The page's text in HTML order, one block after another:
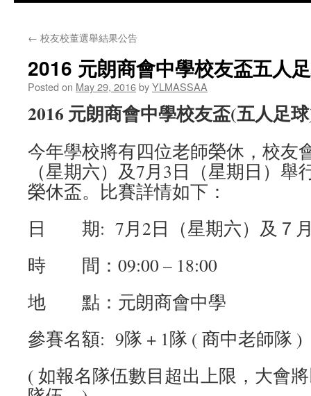
← 校友校董選舉結果公告
2016 元朗商會中學校友盃五人
Posted on May 29, 2016byYLMASSAA
2016元朗商會中學校友盃(五人足
今年學校將有四位老師榮休，校友
（星期六）及7月3日（星期日）
榮休盃。比賽詳情如下：
日 期: 7月2日（星期六）及７月
時 間：09:00 – 18:00
地 點：元朗商會中學
參賽名額: 9隊 + 1隊 ( 商中老師隊 )
( 如報名隊伍數目超出上限，大會